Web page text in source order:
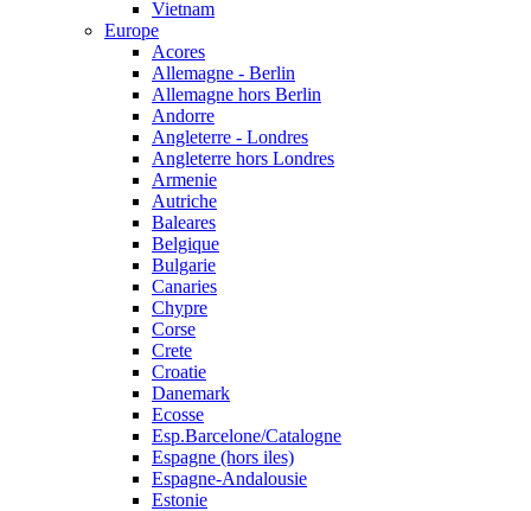
Vietnam
Europe
Acores
Allemagne - Berlin
Allemagne hors Berlin
Andorre
Angleterre - Londres
Angleterre hors Londres
Armenie
Autriche
Baleares
Belgique
Bulgarie
Canaries
Chypre
Corse
Crete
Croatie
Danemark
Ecosse
Esp.Barcelone/Catalogne
Espagne (hors iles)
Espagne-Andalousie
Estonie